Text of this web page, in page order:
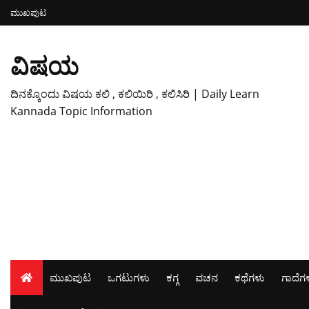
ಮುಖಪುಟ
ವಿಷಯ
ದಿನಕ್ಕೊಂದು ವಿಷಯ ಕಲಿ , ಕಲಿಯಿರಿ , ಕಲಿಸಿರಿ | Daily Learn
Kannada Topic Information
ಮುಖಪುಟ ಒಗಟುಗಳು ಕಗ್ಗ ವಚನ ಕಥೆಗಳು